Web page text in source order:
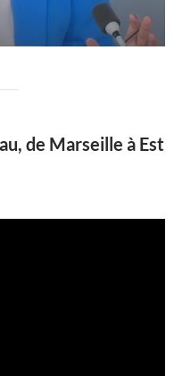
de Marseille à Est